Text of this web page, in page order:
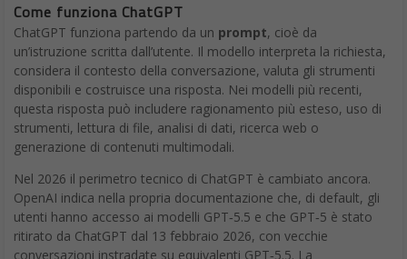
Come funziona ChatGPT
ChatGPT funziona partendo da un prompt, cioè da
un’istruzione scritta dall’utente. Il modello interpreta la richiesta,
considera il contesto della conversazione, valuta gli strumenti
disponibili e costruisce una risposta. Nei modelli più recenti,
questa risposta può includere ragionamento più esteso, uso di
strumenti, lettura di file, analisi di dati, ricerca web o
generazione di contenuti multimodali.
Nel 2026 il perimetro tecnico di ChatGPT è cambiato ancora.
OpenAI indica nella propria documentazione che, di default, gli
utenti hanno accesso ai modelli GPT‑5.5 e che GPT‑5 è stato
ritirato da ChatGPT dal 13 febbraio 2026, con vecchie
conversazioni instradate su equivalenti GPT‑5.5. La